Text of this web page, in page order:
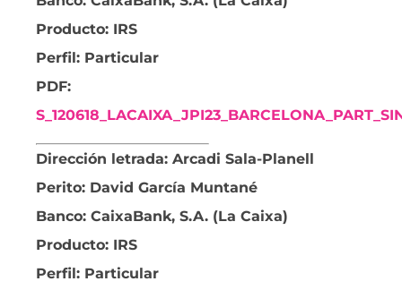
Producto: IRS
Perfil: Particular
PDF:
Dirección letrada: Arcadi Sala-Planell
Perito: David García Muntané
Banco: CaixaBank, S.A. (La Caixa)
Producto: IRS
Perfil: Particular